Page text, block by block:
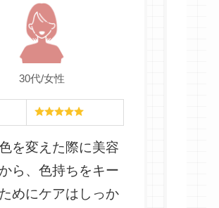
30代/女性
を変えた際に美容
ら、色持ちをキー
めにケアはしっか